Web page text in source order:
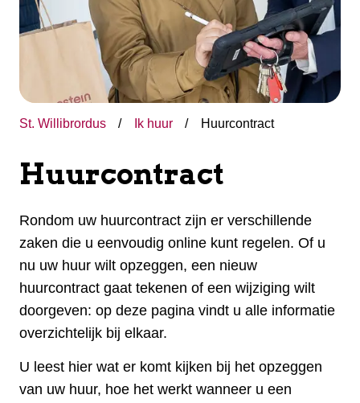
St. Willibrordus Ik huur Huurcontract
Huurcontract
Rondom uw huurcontract zijn er verschillende
zaken die u eenvoudig online kunt regelen. Of u
nu uw huur wilt opzeggen, een nieuw
huurcontract gaat tekenen of een wijziging wilt
doorgeven: op deze pagina vindt u alle informatie
overzichtelijk bij elkaar.
U leest hier wat er komt kijken bij het opzeggen
van uw huur, hoe het werkt wanneer u een